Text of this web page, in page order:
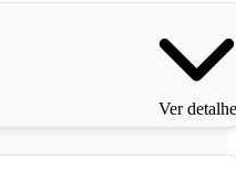
Ver